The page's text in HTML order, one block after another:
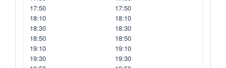
17:50
18:10
18:30
18:50
19:10
19:30
17:50
18:10
18:30
18:50
19:10
19:30